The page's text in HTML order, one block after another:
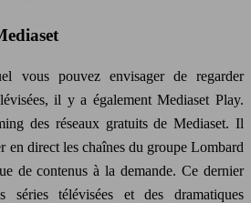
vous pouvez envisager de regarder
il y a également Mediaset Play.
des réseaux gratuits de Mediaset. Il
en direct les chaînes du groupe Lombard
de contenus à la demande. Ce dernier
séries télévisées et des dramatiques